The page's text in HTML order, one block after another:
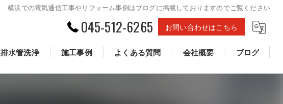
横浜での電気通信工事やリフォーム事例はブログに掲載しておりますのでご覧ください
045-512-6265 お問い合わせはこちら
排水管洗浄 施工事例 よくある質問 会社概要 ブログ